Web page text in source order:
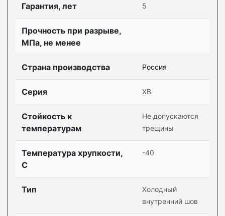
Гарантия, лет 5
Прочность при разрыве,
МПа, не менее
Страна производства Россия
Серия ХВ
Стойкость к
температурам
Не допускаются
трещины
Температура хрупкости,
С
-40
Тип
Холодный
внутренний шов